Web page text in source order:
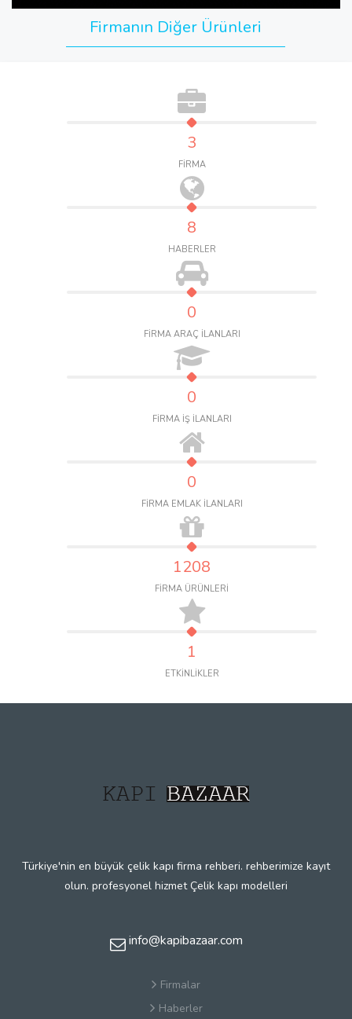
Firmanın Diğer Ürünleri
3
FİRMA
8
HABERLER
0
FİRMA ARAÇ İLANLARI
0
FİRMA İŞ İLANLARI
0
FİRMA EMLAK İLANLARI
1208
FİRMA ÜRÜNLERİ
1
ETKİNLİKLER
Türkiye'nin en büyük çelik kapı firma rehberi. rehberimize kayıt
olun. profesyonel hizmet Çelik kapı modelleri
info@kapibazaar.com
Firmalar
Haberler